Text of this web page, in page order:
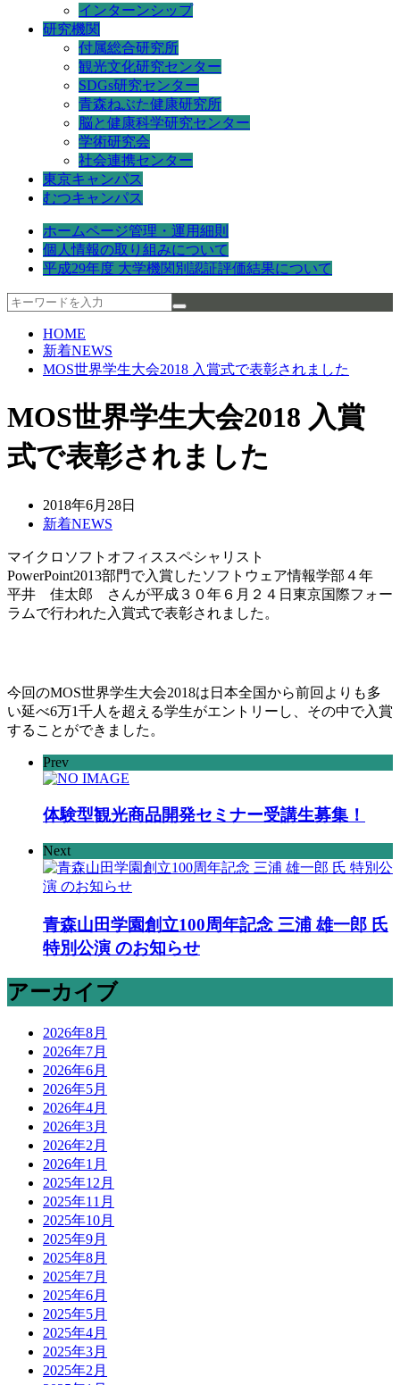
インターンシップ
研究機関
付属総合研究所
観光文化研究センター
SDGs研究センター
青森ねぶた健康研究所
脳と健康科学研究センター
学術研究会
社会連携センター
東京キャンパス
むつキャンパス
ホームページ管理・運用細則
個人情報の取り組みについて
平成29年度 大学機関別認証評価結果について
HOME
新着NEWS
MOS世界学生大会2018 入賞式で表彰されました
MOS世界学生大会2018 入賞
式で表彰されました
2018年6月28日
新着NEWS
マイクロソフトオフィススペシャリスト
PowerPoint2013部門で入賞したソフトウェア情報学部４年
平井 佳太郎 さんが平成３０年６月２４日東京国際フォー
ラムで行われた入賞式で表彰されました。
今回のMOS世界学生大会2018は日本全国から前回よりも多
い延べ6万1千人を超える学生がエントリーし、その中で入賞
することができました。
Prev
体験型観光商品開発セミナー受講生募集！
Next
青森山田学園創立100周年記念 三浦 雄一郎 氏
特別公演 のお知らせ
アーカイブ
2026年8月
2026年7月
2026年6月
2026年5月
2026年4月
2026年3月
2026年2月
2026年1月
2025年12月
2025年11月
2025年10月
2025年9月
2025年8月
2025年7月
2025年6月
2025年5月
2025年4月
2025年3月
2025年2月